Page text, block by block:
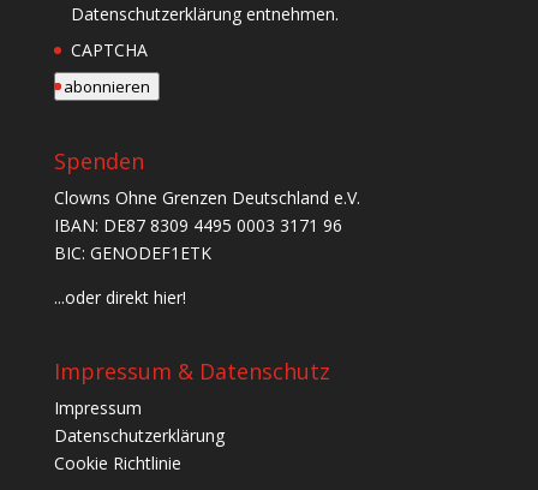
Datenschutzerklärung entnehmen.
CAPTCHA
abonnieren
Spenden
Clowns Ohne Grenzen Deutschland e.V.
IBAN: DE87 8309 4495 0003 3171 96
BIC: GENODEF1ETK
...oder direkt hier!
Impressum & Datenschutz
Impressum
Datenschutzerklärung
Cookie Richtlinie